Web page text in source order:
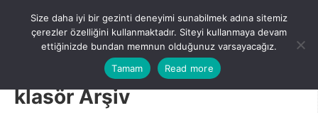
content
Menu
klasör Arşiv
Size daha iyi bir gezinti deneyimi sunabilmek adına sitemiz
çerezler özelliğini kullanmaktadır. Siteyi kullanmaya devam
ettiğinizde bundan memnun olduğunuz varsayacağız.
Tamam
Read more